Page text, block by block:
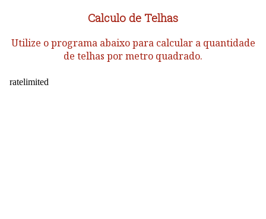
Calculo de Telhas
Utilize o programa abaixo para calcular a quantidade
de telhas por metro quadrado.